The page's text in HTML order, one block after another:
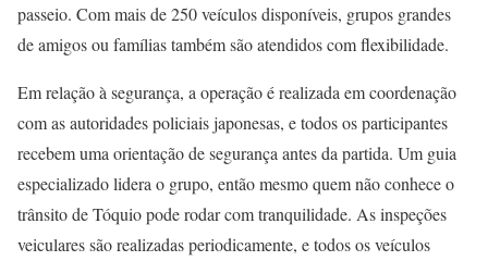
passeio. Com mais de 250 veículos disponíveis, grupos grandes
de amigos ou famílias também são atendidos com flexibilidade.
Em relação à segurança, a operação é realizada em coordenação
com as autoridades policiais japonesas, e todos os participantes
recebem uma orientação de segurança antes da partida. Um guia
especializado lidera o grupo, então mesmo quem não conhece o
trânsito de Tóquio pode rodar com tranquilidade. As inspeções
veiculares são realizadas periodicamente, e todos os veículos